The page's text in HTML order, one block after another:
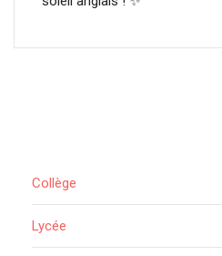
Collège
Lycée